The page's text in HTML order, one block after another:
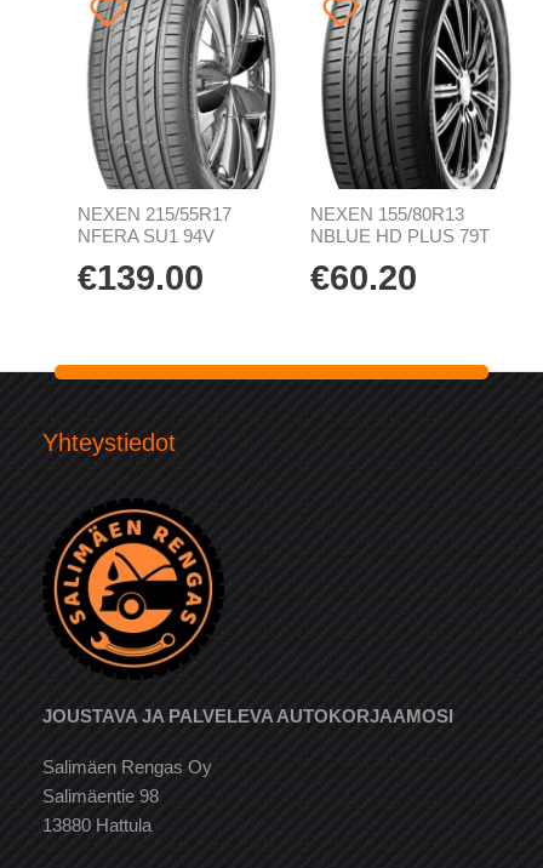
NEXEN 215/55R17
NFERA SU1 94V
€139.00
NEXEN 155/80R13
NBLUE HD PLUS 79T
€60.20
Yhteystiedot
JOUSTAVA JA PALVELEVA AUTOKORJAAMOSI
Salimäen Rengas Oy
Salimäentie 98
13880 Hattula